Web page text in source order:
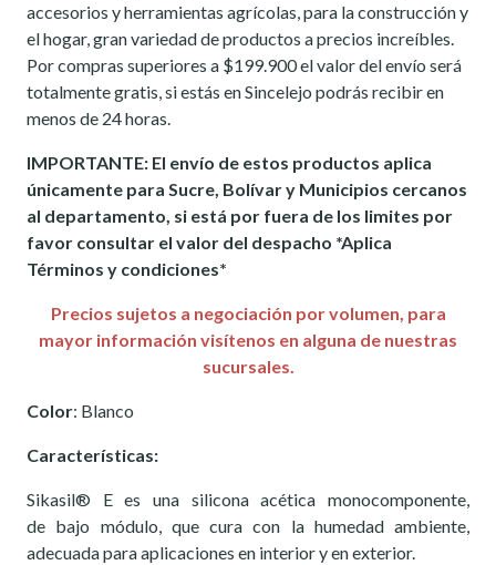
accesorios y herramientas agrícolas, para la construcción y
el hogar, gran variedad de productos a precios increíbles.
Por compras superiores a $199.900 el valor del envío será
totalmente gratis, si estás en Sincelejo podrás recibir en
menos de 24 horas.
IMPORTANTE: El envío de estos productos aplica
únicamente para Sucre, Bolívar y Municipios cercanos
al departamento, si está por fuera de los limites por
favor consultar el valor del despacho *Aplica
Términos y condiciones*
Precios sujetos a negociación por volumen, para
mayor información visítenos en alguna de nuestras
sucursales.
Color: Blanco
Características:
Sikasil® E es una silicona acética monocomponente,
de bajo módulo, que cura con la humedad ambiente,
adecuada para aplicaciones en interior y en exterior.